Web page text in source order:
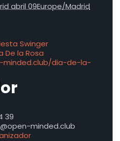
abril 09Europe/Madrid
Swinger
De la Rosa
dia-de-la-
39
minded.club